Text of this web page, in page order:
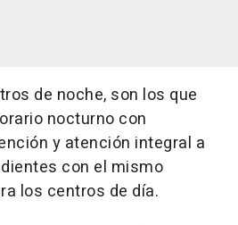
de noche, son los que
nocturno con
y atención integral a
con el mismo
los centros de día.